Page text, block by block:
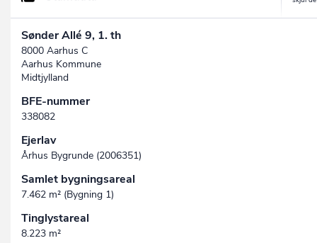
Sønder Allé 9, 1. th
8000 Aarhus C
Aarhus Kommune
Midtjylland
BFE-nummer
338082
Ejerlav
Århus Bygrunde (2006351)
Samlet bygningsareal
7.462 m² (Bygning 1)
Tinglystareal
8.223 m²